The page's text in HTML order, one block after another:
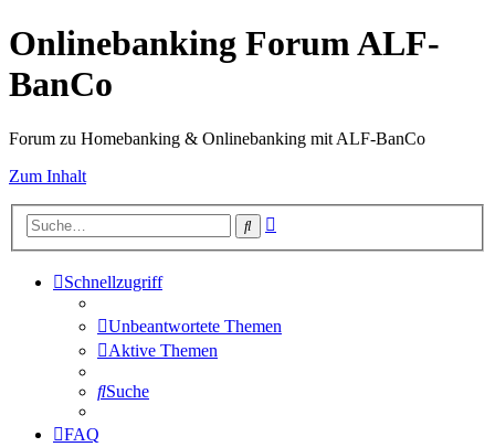
Onlinebanking Forum ALF-
BanCo
Forum zu Homebanking & Onlinebanking mit ALF-BanCo
Zum Inhalt
Suche
Schnellzugriff
Unbeantwortete Themen
Aktive Themen
Suche
FAQ